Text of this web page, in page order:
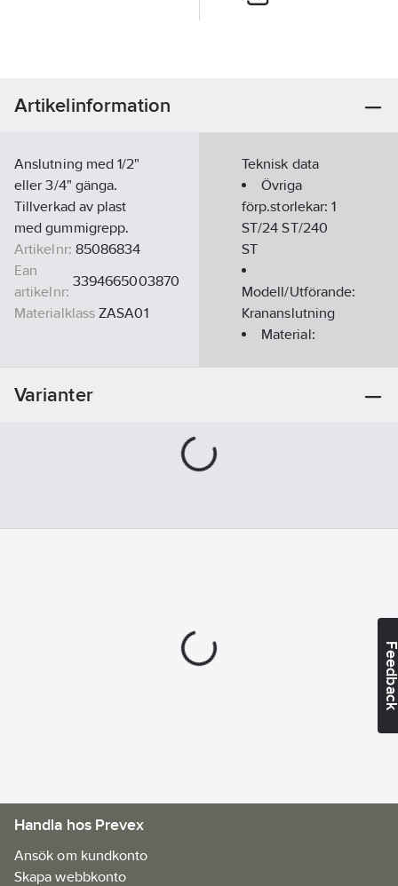
Artikelinformation
Anslutning med 1/2"
eller 3/4" gänga.
Tillverkad av plast
med gummigrepp.
Artikelnr: 85086834
Ean
artikelnr:
3394665003870
Materialklass ZASA01
Teknisk data
Övriga
förp.storlekar:1
ST/24 ST/240
ST
Modell/Utförande:
Krananslutning
Material:
Varianter
Handla hos Prevex
Ansök om kundkonto
Skapa webbkonto